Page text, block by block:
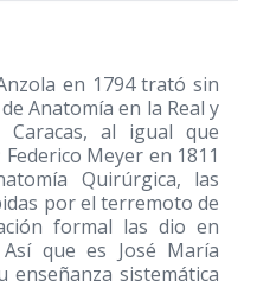
en 1794 trató sin
Anatomía en la Real y
Caracas, al igual que
Meyer en 1811
Quirúrgica, las
por el terremoto de
formal las dio en
que es José María
enseñanza sistemática